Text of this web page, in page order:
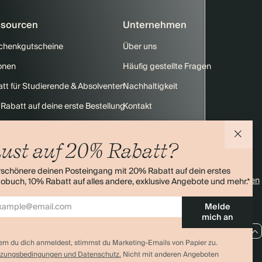
auf 20% Rabatt?
deinen Posteingang mit 20% Rabatt auf dein erstes
10% Rabatt auf alles andere, exklusive Angebote und mehr.*
Melde
mich an
du dich anmeldest, stimmst du Marketing-Emails von Papier zu.
und Datenschutz.Nicht mit anderen Angeboten
für Studierende & Absolventen
auf deine erste Bestellung
Unternehmen
Über uns
Häufig gestellte Fragen
Nachhaltigkeit
Kontakt
Retouren
4,0 SterneÜber 11.000 Bewertungen
DE / EUR